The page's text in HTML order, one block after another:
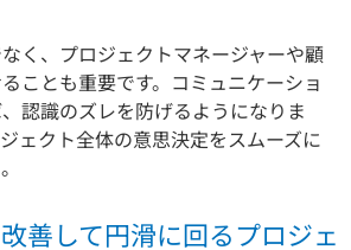
く、プロジェクトマネージャーや顧
ことも重要です。コミュニケーショ
認識のズレを防げるようになりま
ェクト全体の意思決定をスムーズに
善して円滑に回るプロジェ